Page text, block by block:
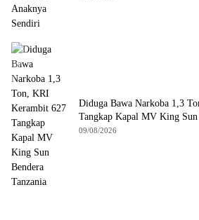
Diduga Bawa Narkoba 1,3
Tangkap Kapal MV King Sun
09/08/2026